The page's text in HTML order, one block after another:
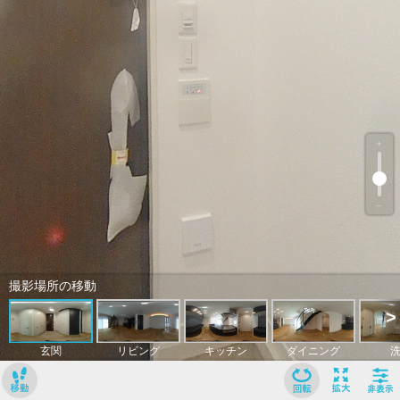
撮影場所の移動
玄関 リビング キッチン ダイニング
>
﹢
﹣